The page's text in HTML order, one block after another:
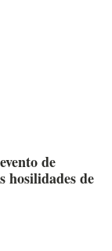
de
hosilidades de